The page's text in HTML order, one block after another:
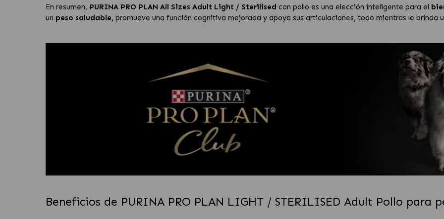
En resumen, PURINA PRO PLAN All Sizes Adult Light / Sterilised con pollo es una elección inteligente para el
un peso saludable, promueve una función cognitiva mejorada y apoya sus articulaciones, todo mientras le brinda
Beneficios de PURINA PRO PLAN LIGHT / STERILISED Adult Pollo para